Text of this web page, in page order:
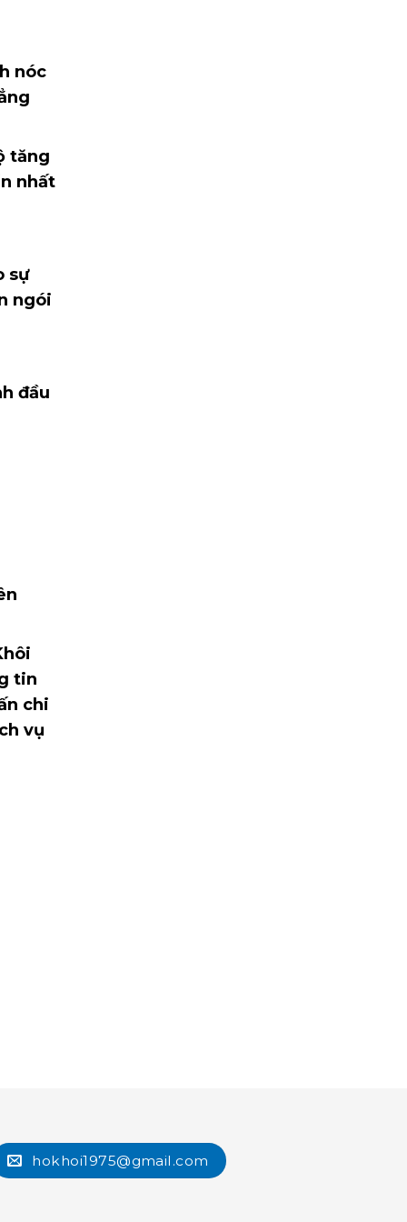
nóc
tăng
nhất
sự
ngói
đầu
tin
chi
vụ
hokhoi1975@gmail.com